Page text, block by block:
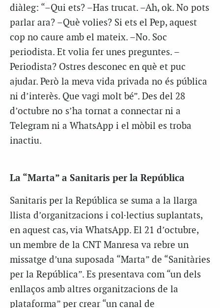
diàleg: “–Qui ets? –Has trucat. –Ah, ok. No pots
parlar ara? –Què volies? Si ets el Pep, aquest
cop no caure amb el mateix. –No. Soc
periodista. Et volia fer unes preguntes. –
Periodista? Ostres desconec en què et puc
ajudar. Però la meva vida privada no és pública
ni d’interès. Que vagi molt bé”. Des del 28
d’octubre no s’ha tornat a connectar ni a
Telegram ni a WhatsApp i el mòbil es troba
inactiu.
La “Marta” a Sanitaris per la República
Sanitaris per la República se suma a la llarga
llista d’organitzacions i col·lectius suplantats,
en aquest cas, via WhatsApp. El 21 d’octubre,
un membre de la CNT Manresa va rebre un
missatge d’una suposada “Marta” de “Sanitàries
per la República”. Es presentava com “un dels
enllaços amb altres organitzacions de la
plataforma” per crear “un canal de